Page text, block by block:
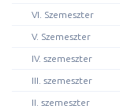
VI. Szemeszter
V. Szemeszter
IV. szemeszter
III. szemeszter
II. szemeszter